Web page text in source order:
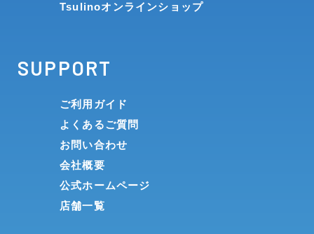
Tsulinoオンラインショップ
SUPPORT
ご利用ガイド
よくあるご質問
お問い合わせ
会社概要
公式ホームページ
店舗一覧